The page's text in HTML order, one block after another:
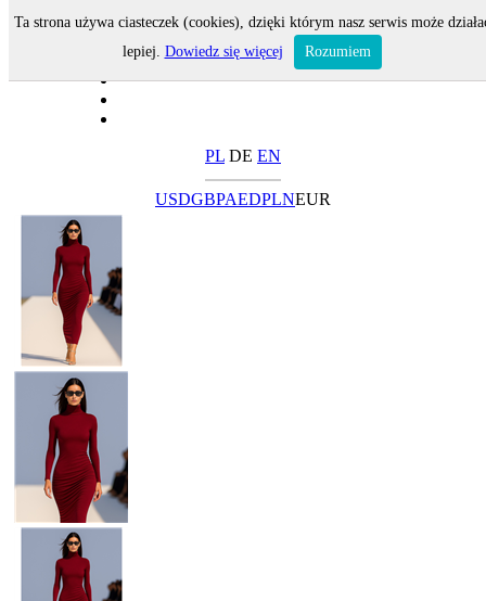
PL DE EN
USDGBPAEDPLNEUR
Ta strona używa ciasteczek (cookies), dzięki którym nasz serwis może
lepiej. Dowiedz się więcej Rozumiem